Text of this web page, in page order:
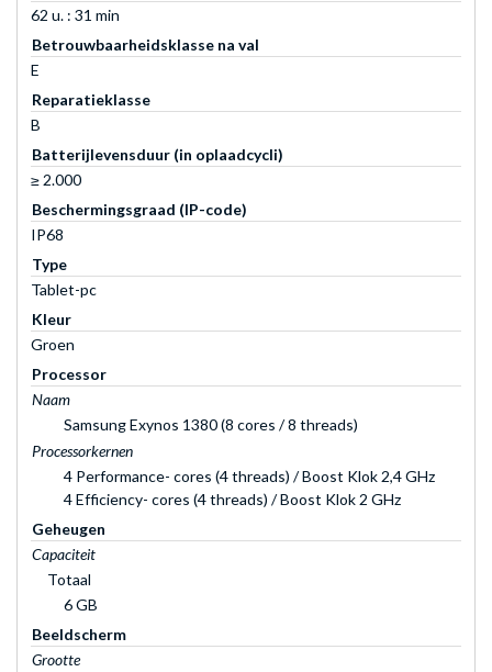
62 u. : 31 min
Betrouwbaarheidsklasse na val
E
Reparatieklasse
B
Batterijlevensduur (in oplaadcycli)
≥ 2.000
Beschermingsgraad (IP-code)
IP68
Type
Tablet-pc
Kleur
Groen
Processor
Naam
Samsung Exynos 1380 (8 cores / 8 threads)
Processorkernen
4 Performance- cores (4 threads) / Boost Klok 2,4 GHz
4 Efficiency- cores (4 threads) / Boost Klok 2 GHz
Geheugen
Capaciteit
Totaal
6 GB
Beeldscherm
Grootte